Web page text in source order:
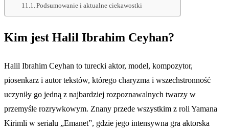
Podsumowanie i aktualne ciekawostki
Kim jest Halil Ibrahim Ceyhan?
Halil Ibrahim Ceyhan to turecki aktor, model, kompozytor,
piosenkarz i autor tekstów, którego charyzma i wszechstronność
uczyniły go jedną z najbardziej rozpoznawalnych twarzy w
przemyśle rozrywkowym. Znany przede wszystkim z roli Yamana
Kirimli w serialu „Emanet”, gdzie jego intensywna gra aktorska